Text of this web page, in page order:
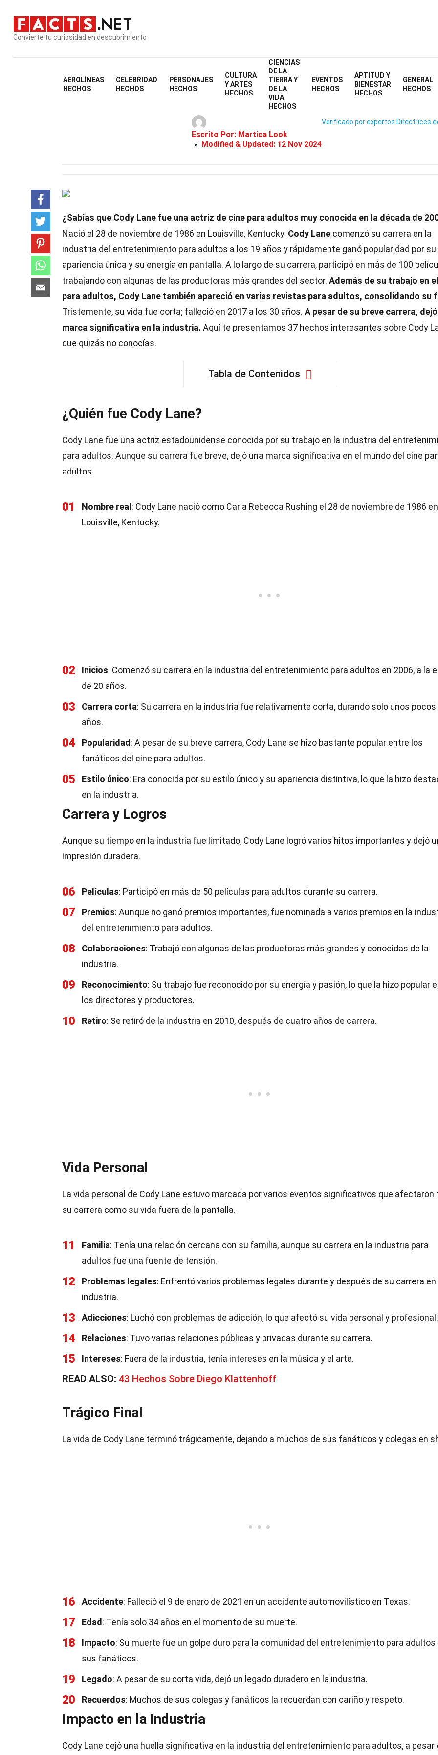
Convierte tu curiosidad en descubrimiento
AEROLÍNEAS
HECHOS
CELEBRIDAD
HECHOS
PERSONAJES
HECHOS
CULTURA
Y ARTES
HECHOS
CIENCIAS
DE LA
TIERRA Y
DE LA
VIDA
HECHOS
EVENTOS
HECHOS
APTITUD Y
BIENESTAR
HECHOS
GENERAL
HECHOS
Home
37 Hechos Sobre Cody Lane
Escrito Por: Martica Look
Modified & Updated: 12 Nov 2024
Verificado por expertos Directrices
¿Sabías que Cody Lane fue una actriz de cine para adultos muy conocida en la década de
Nació el 28 de noviembre de 1986 en Louisville, Kentucky. Cody Lane comenzó su carrera en la
industria del entretenimiento para adultos a los 19 años y rápidamente ganó popularidad por su
apariencia única y su energía en pantalla. A lo largo de su carrera, participó en más de 100
trabajando con algunas de las productoras más grandes del sector. Además de su trabajo en
para adultos, Cody Lane también apareció en varias revistas para adultos, consolidando su
Tristemente, su vida fue corta; falleció en 2017 a los 30 años. A pesar de su breve carrera,
marca significativa en la industria. Aquí te presentamos 37 hechos interesantes sobre Cody
que quizás no conocías.
Tabla de Contenidos
¿Quién fue Cody Lane?
Cody Lane fue una actriz estadounidense conocida por su trabajo en la industria del
para adultos. Aunque su carrera fue breve, dejó una marca significativa en el mundo del cine
adultos.
01 Nombre real : Cody Lane nació como Carla Rebecca Rushing el 28 de noviembre de 1986 en
Louisville, Kentucky.
02 Inicios: Comenzó su carrera en la industria del entretenimiento para adultos en 2006, a la
de 20 años.
03 Carrera corta: Su carrera en la industria fue relativamente corta, durando solo unos pocos
años.
04 Popularidad : A pesar de su breve carrera, Cody Lane se hizo bastante popular entre los
fanáticos del cine para adultos.
05 Estilo único: Era conocida por su estilo único y su apariencia distintiva, lo que la hizo
en la industria.
Carrera y Logros
Aunque su tiempo en la industria fue limitado, Cody Lane logró varios hitos importantes y dejó
impresión duradera.
06 Películas: Participó en más de 50 películas para adultos durante su carrera.
07 Premios: Aunque no ganó premios importantes, fue nominada a varios premios en la
del entretenimiento para adultos.
08 Colaboraciones: Trabajó con algunas de las productoras más grandes y conocidas de la
industria.
09 Reconocimiento: Su trabajo fue reconocido por su energía y pasión, lo que la hizo popular
los directores y productores.
10 Retiro: Se retiró de la industria en 2010, después de cuatro años de carrera.
Vida Personal
La vida personal de Cody Lane estuvo marcada por varios eventos significativos que afectaron
su carrera como su vida fuera de la pantalla.
11 Familia: Tenía una relación cercana con su familia, aunque su carrera en la industria para
adultos fue una fuente de tensión.
12 Problemas legales: Enfrentó varios problemas legales durante y después de su carrera en
industria.
13 Adicciones: Luchó con problemas de adicción, lo que afectó su vida personal y profesional.
14 Relaciones: Tuvo varias relaciones públicas y privadas durante su carrera.
15 Intereses: Fuera de la industria, tenía intereses en la música y el arte.
READ ALSO: 43 Hechos Sobre Diego Klattenhoff
Trágico Final
La vida de Cody Lane terminó trágicamente, dejando a muchos de sus fanáticos y colegas en
16 Accidente: Falleció el 9 de enero de 2021 en un accidente automovilístico en Texas.
17 Edad : Tenía solo 34 años en el momento de su muerte.
18 Impacto: Su muerte fue un golpe duro para la comunidad del entretenimiento para adultos
sus fanáticos.
19 Legado: A pesar de su corta vida, dejó un legado duradero en la industria.
20 Recuerdos: Muchos de sus colegas y fanáticos la recuerdan con cariño y respeto.
Impacto en la Industria
Cody Lane dejó una huella significativa en la industria del entretenimiento para adultos, a pesar